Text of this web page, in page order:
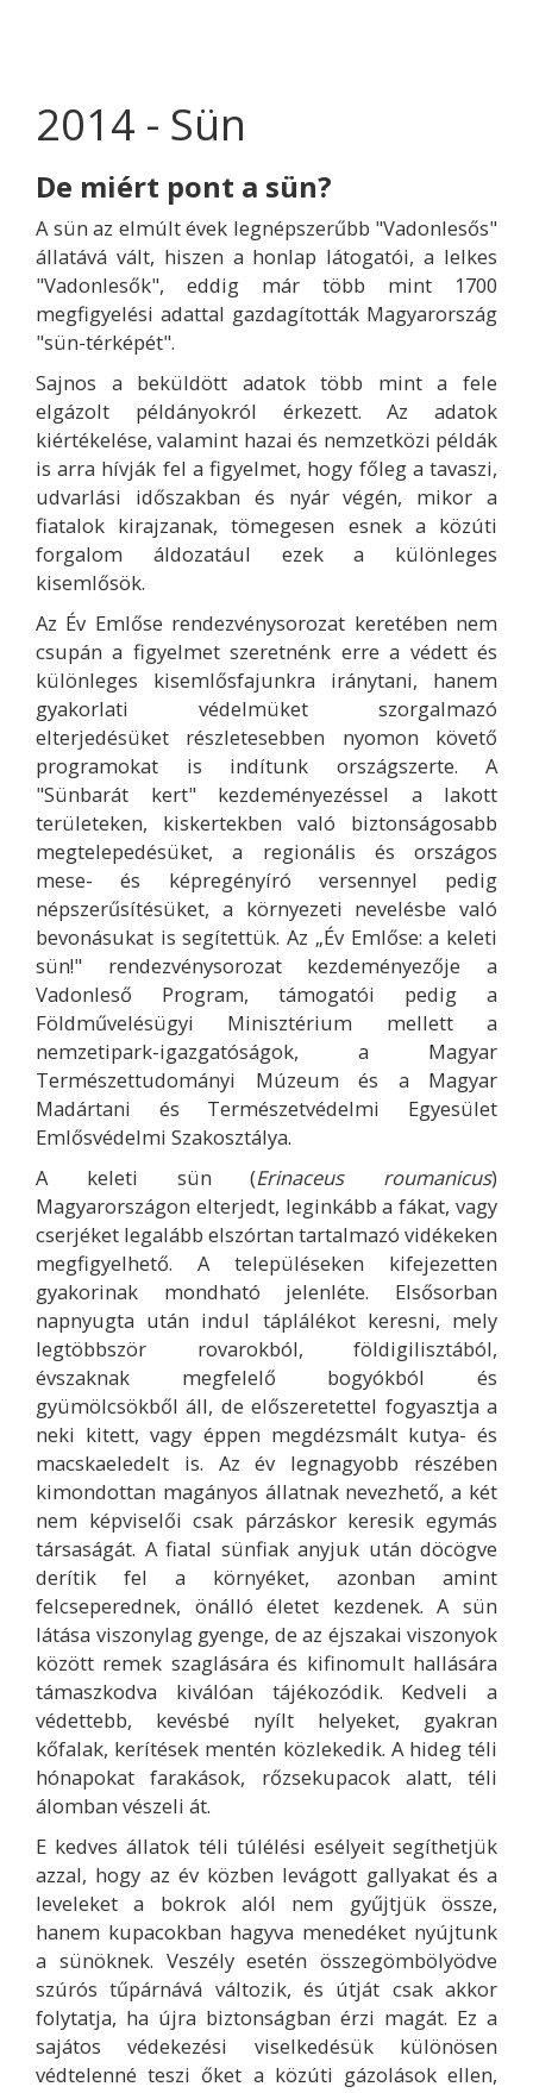
2014 - Sün
De miért pont a sün?
A sün az elmúlt évek legnépszerűbb "Vadonlesős"
állatává vált, hiszen a honlap látogatói, a lelkes
"Vadonlesők", eddig már több mint 1700
megfigyelési adattal gazdagították Magyarország
"sün-térképét".
Sajnos a beküldött adatok több mint a fele
elgázolt példányokról érkezett. Az adatok
kiértékelése, valamint hazai és nemzetközi példák
is arra hívják fel a figyelmet, hogy főleg a tavaszi,
udvarlási időszakban és nyár végén, mikor a
fiatalok kirajzanak, tömegesen esnek a közúti
forgalom áldozatául ezek a különleges
kisemlősök.
Az Év Emlőse rendezvénysorozat keretében nem
csupán a figyelmet szeretnénk erre a védett és
különleges kisemlősfajunkra iránytani, hanem
gyakorlati védelmüket szorgalmazó
elterjedésüket részletesebben nyomon követő
programokat is indítunk országszerte. A
"Sünbarát kert" kezdeményezéssel a lakott
területeken, kiskertekben való biztonságosabb
megtelepedésüket, a regionális és országos
mese- és képregényíró versennyel pedig
népszerűsítésüket, a környezeti nevelésbe való
bevonásukat is segítettük. Az „Év Emlőse: a keleti
sün!" rendezvénysorozat kezdeményezője a
Vadonleső Program, támogatói pedig a
Földművelésügyi Minisztérium mellett a
nemzetipark-igazgatóságok, a Magyar
Természettudományi Múzeum és a Magyar
Madártani és Természetvédelmi Egyesület
Emlősvédelmi Szakosztálya.
A keleti sün (Erinaceus roumanicus)
Magyarországon elterjedt, leginkább a fákat, vagy
cserjéket legalább elszórtan tartalmazó vidékeken
megfigyelhető. A településeken kifejezetten
gyakorinak mondható jelenléte. Elsősorban
napnyugta után indul táplálékot keresni, mely
legtöbbször rovarokból, földigilisztából,
évszaknak megfelelő bogyókból és
gyümölcsökből áll, de előszeretettel fogyasztja a
neki kitett, vagy éppen megdézsmált kutya- és
macskaeledelt is. Az év legnagyobb részében
kimondottan magányos állatnak nevezhető, a két
nem képviselői csak párzáskor keresik egymás
társaságát. A fiatal sünfiak anyjuk után döcögve
derítik fel a környéket, azonban amint
felcseperednek, önálló életet kezdenek. A sün
látása viszonylag gyenge, de az éjszakai viszonyok
között remek szaglására és kifinomult hallására
támaszkodva kiválóan tájékozódik. Kedveli a
védettebb, kevésbé nyílt helyeket, gyakran
kőfalak, kerítések mentén közlekedik. A hideg téli
hónapokat farakások, rőzsekupacok alatt, téli
álomban vészeli át.
E kedves állatok téli túlélési esélyeit segíthetjük
azzal, hogy az év közben levágott gallyakat és a
leveleket a bokrok alól nem gyűjtjük össze,
hanem kupacokban hagyva menedéket nyújtunk
a sünöknek. Veszély esetén összegömbölyödve
szúrós tűpárnává változik, és útját csak akkor
folytatja, ha újra biztonságban érzi magát. Ez a
sajátos védekezési viselkedésük különösen
védtelenné teszi őket a közúti gázolások ellen,